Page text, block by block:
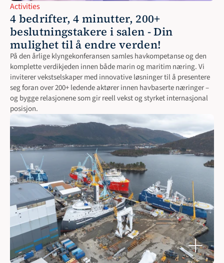
Activities
4 bedrifter, 4 minutter, 200+
beslutningstakere i salen - Din
mulighet til å endre verden!
På den årlige klyngekonferansen samles havkompetanse og den
komplette verdikjeden innen både marin og maritim næring. Vi
inviterer vekstselskaper med innovative løsninger til å presentere
seg foran over 200+ ledende aktører innen havbaserte næringer –
og bygge relasjonene som gir reell vekst og styrket internasjonal
posisjon.